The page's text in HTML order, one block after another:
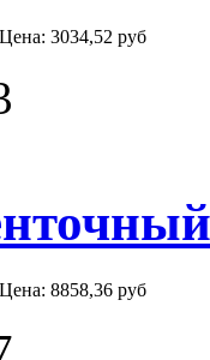
Цена: 3034,52 руб
Цена: 8858,36 руб